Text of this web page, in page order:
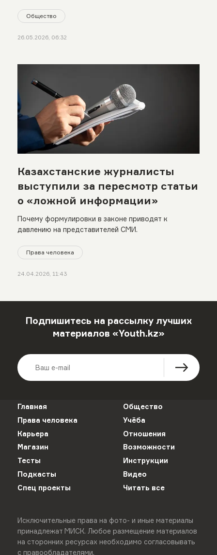
Общество
26.05.2026, 06:32
Казахстанские журналисты
выступили за пересмотр статьи
о «ложной информации»
Почему формулировки в законе приводят к
давлению на представителей СМИ.
Права человека
24.04.2026, 11:43
Подпишитесь на рассылку лучших
материалов «Youth.kz»
Главная
Общество
Права человека
Учёба
Карьера
Отношения
Магазин
Возможности
Тесты
Инструкции
Подкасты
Видео
Спец проекты
Читать все
Исключительные права на фото- и иные материалы
принадлежат МИСК. Любое размещение материалов
на сторонних ресурсах необходимо согласовывать
с правообладателями.